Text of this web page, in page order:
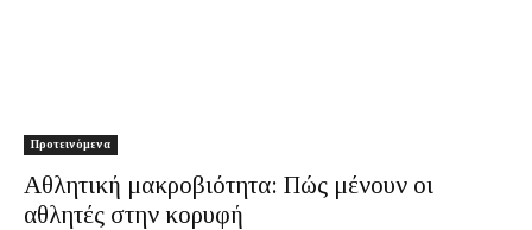
Προτεινόμενα
Αθλητική μακροβιότητα: Πώς μένουν οι
αθλητές στην κορυφή